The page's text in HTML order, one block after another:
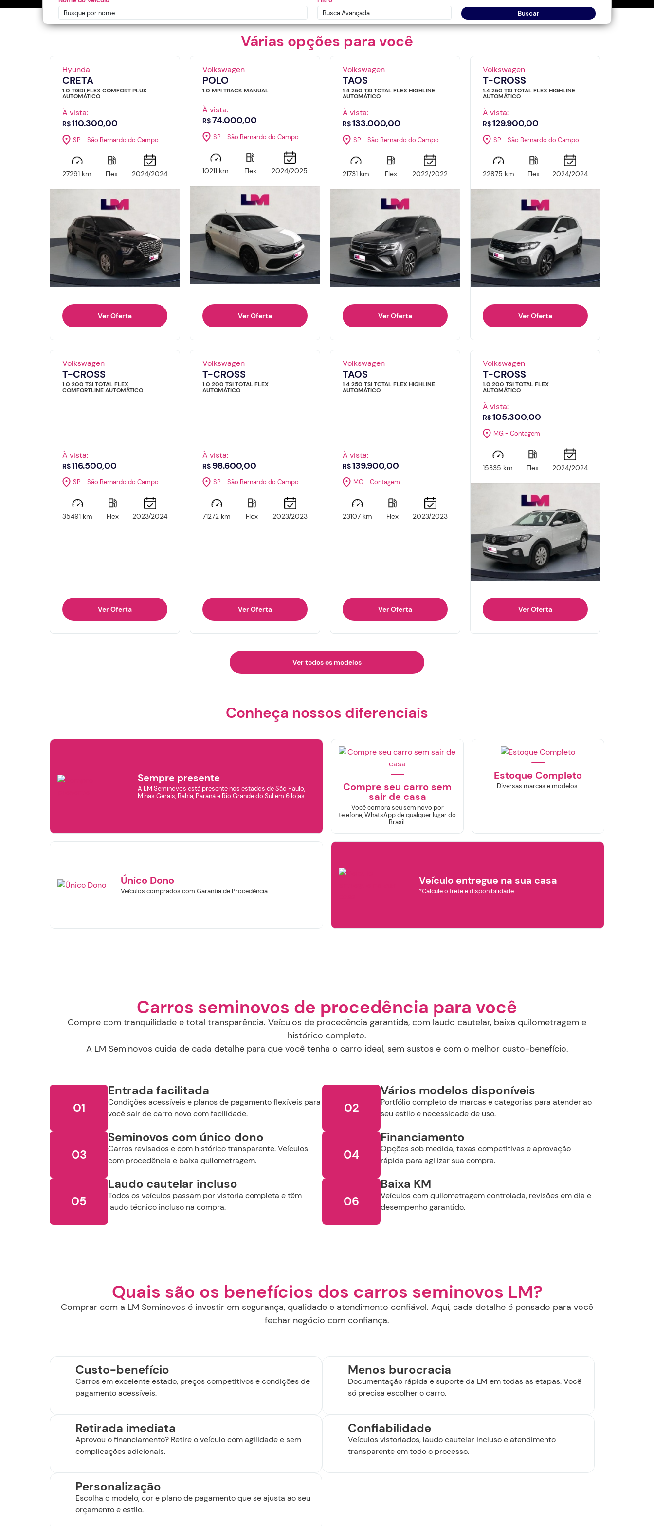
Busca Avançada
Buscar
BYD
GWM
fabricação
Várias opções para você
Hyundai
CRETA
1.0 TGDI FLEX COMFORT PLUS
AUTOMÁTICO
À vista:
R$110.300,00
SP - São Bernardo do Campo
27291 km Flex 2024/2024
Ver Oferta
Volkswagen
POLO
1.0 MPI TRACK MANUAL
À vista:
R$74.000,00
SP - São Bernardo do Campo
10211 km Flex 2024/2025
Ver Oferta
Volkswagen
TAOS
1.4 250 TSI TOTAL FLEX HIGHLINE
AUTOMÁTICO
À vista:
R$133.000,00
SP - São Bernardo do Campo
21731 km Flex 2022/2022
Ver Oferta
Volkswagen
T-CROSS
1.4 250 TSI TOTAL FLEX HIGHLINE
AUTOMÁTICO
À vista:
R$129.900,00
SP - São Bernardo do Campo
22875 km Flex 2024/2024
Ver Oferta
Volkswagen
T-CROSS
1.0 200 TSI TOTAL FLEX
COMFORTLINE AUTOMÁTICO
À vista:
R$116.500,00
SP - São Bernardo do Campo
35491 km Flex 2023/2024
Ver Oferta
Volkswagen
T-CROSS
1.0 200 TSI TOTAL FLEX
AUTOMÁTICO
À vista:
R$ 98.600,00
SP - São Bernardo do Campo
71272 km Flex 2023/2023
Ver Oferta
Volkswagen
TAOS
1.4 250 TSI TOTAL FLEX HIGHLINE
AUTOMÁTICO
À vista:
R$139.900,00
MG - Contagem
23107 km Flex 2023/2023
Ver Oferta
Volkswagen
T-CROSS
1.0 200 TSI TOTAL FLEX
AUTOMÁTICO
À vista:
R$105.300,00
MG - Contagem
15335 km Flex 2024/2024
Ver Oferta
Ver todos os modelos
Conheça nossos diferenciais
Sempre presente
A LM Seminovos está presente nos estados de São Paulo,
Minas Gerais, Bahia, Paraná e Rio Grande do Sul em 6 lojas.
Compre seu carro sem
sair de casa
Você compra seu seminovo por
telefone, WhatsApp de qualquer lugar do
Brasil.
Estoque Completo
Diversas marcas e modelos.
Único Dono
Veículos comprados com Garantia de Procedência.
Veículo entregue na sua casa
*Calcule o frete e disponibilidade.
Carros seminovos de procedência para você
Compre com tranquilidade e total transparência. Veículos de procedência garantida, com laudo cautelar, baixa quilometragem e
histórico completo.
A LM Seminovos cuida de cada detalhe para que você tenha o carro ideal, sem sustos e com o melhor custo-benefício.
01
Entrada facilitada
Condições acessíveis e planos de pagamento flexíveis para
você sair de carro novo com facilidade.
02
Vários modelos disponíveis
Portfólio completo de marcas e categorias para atender ao
seu estilo e necessidade de uso.
03
Seminovos com único dono
Carros revisados e com histórico transparente. Veículos
com procedência e baixa quilometragem.
04
Financiamento
Opções sob medida, taxas competitivas e aprovação
rápida para agilizar sua compra.
05
Laudo cautelar incluso
Todos os veículos passam por vistoria completa e têm
laudo técnico incluso na compra.
06
Baixa KM
Veículos com quilometragem controlada, revisões em dia e
desempenho garantido.
Quais são os benefícios dos carros seminovos LM?
Comprar com a LM Seminovos é investir em segurança, qualidade e atendimento confiável. Aqui, cada detalhe é pensado para você
fechar negócio com confiança.
Custo-benefício
Carros em excelente estado, preços competitivos e condições de
pagamento acessíveis.
Menos burocracia
Documentação rápida e suporte da LM em todas as etapas. Você
só precisa escolher o carro.
Retirada imediata
Aprovou o financiamento? Retire o veículo com agilidade e sem
complicações adicionais.
Confiabilidade
Veículos vistoriados, laudo cautelar incluso e atendimento
transparente em todo o processo.
Personalização
Escolha o modelo, cor e plano de pagamento que se ajusta ao seu
orçamento e estilo.
Continuar